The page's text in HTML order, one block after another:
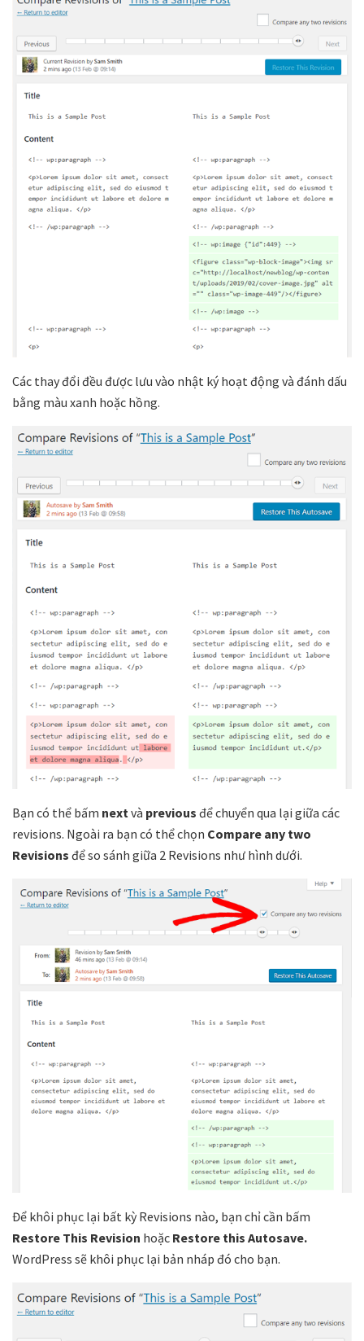
Các thay đổi đều được lưu vào nhật ký hoạt động và đánh dấu
bằng màu xanh hoặc hồng.
Bạn có thể bấm next và previous để chuyển qua lại giữa các
revisions. Ngoài ra bạn có thể chọn Compare any two
Revisions để so sánh giữa 2 Revisions như hình dưới.
Để khôi phục lại bất kỳ Revisions nào, bạn chỉ cần bấm
Restore This Revision hoặc Restore this Autosave.
WordPress sẽ khôi phục lại bản nháp đó cho bạn.